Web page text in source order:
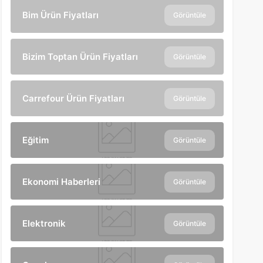
Bim Ürün Fiyatları Görüntüle
Bizim Toptan Ürün Fiyatları Görüntüle
Carrefour Ürün Fiyatları Görüntüle
Eğitim Görüntüle
Ekonomi Haberleri Görüntüle
Elektronik Görüntüle